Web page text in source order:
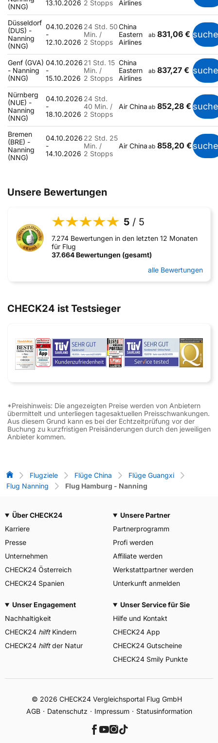
(NNG)
13.10.2026 2 Stopps
Airlines
Düsseldorf
(DUS) -
Nanning
(NNG)
04.10.2026
-
12.10.2026
24 Std. 50
Min. /
2 Stopps
China
Eastern
Airlines
ab 831,06 €
Genf (GVA)
- Nanning
(NNG)
04.10.2026
-
15.10.2026
21 Std. 15
Min. /
2 Stopps
China
Eastern
Airlines
ab 837,27 €
Nürnberg
(NUE) -
Nanning
(NNG)
04.10.2026
-
18.10.2026
24 Std.
40 Min. /
2 Stopps
Air China ab 852,28 €
Bremen
(BRE) -
Nanning
(NNG)
04.10.2026
-
14.10.2026
22 Std. 25
Min. /
2 Stopps
Air China ab 858,20 €
Unsere Bewertungen
5 / 5
7.274 Bewertungen in den letzten 12 Monaten
für Flug
37.664 Bewertungen (gesamt)
alle Bewertungen
CHECK24 ist Testsieger
*Preishinweis: Die angezeigten Preise werden von Anbietern
übermittelt und unterliegen tagesaktuellen Preisschwankungen.
Aus diesem Grund kann es bei der Echtzeitprüfung vor der
Buchung zu kurzfristigen Preisänderungen durch den jeweiligen
Anbieter kommen.
Flug-Vergleich
Flugziele Flüge China
Flüge Guangxi
Flug Nanning
Flug Hamburg - Nanning
Über CHECK24
Karriere
Presse
Unternehmen
CHECK24 Österreich
CHECK24 Spanien
Unsere Partner
Partnerprogramm
Profi werden
Affiliate werden
Werkstattpartner werden
Unterkunft anmelden
Unser Engagement
Nachhaltigkeit
CHECK24 hilftKindern
CHECK24 hilftder Natur
Unser Service für Sie
Hilfe und Kontakt
CHECK24 App
CHECK24 Gutscheine
CHECK24 Smily Punkte
© 2026 CHECK24 Vergleichsportal Flug GmbH
AGB
Datenschutz Impressum Statusinformation